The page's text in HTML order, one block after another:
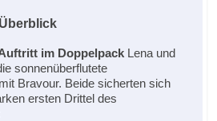
im Doppelpack Lena und
sonnenüberflutete
Bravour. Beide sicherten sich
ersten Drittel des